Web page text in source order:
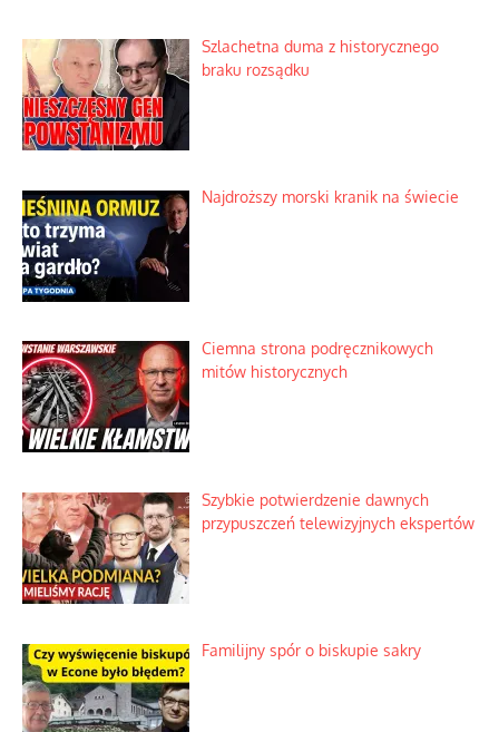
Szlachetna duma z historycznego
braku rozsądku
Najdroższy morski kranik na świecie
Ciemna strona podręcznikowych
mitów historycznych
Szybkie potwierdzenie dawnych
przypuszczeń telewizyjnych ekspertów
Familijny spór o biskupie sakry